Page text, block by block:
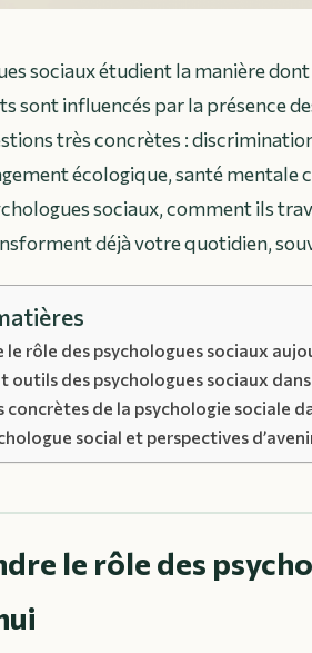
sociaux étudient la manière
sont influencés par la présence
très concrètes :
écologique, santé mentale
sociaux, comment ils
déjà votre quotidien,
rôle des psychologues sociaux
outils des psychologues sociaux
concrètes de la psychologie sociale
social et perspectives
le rôle des